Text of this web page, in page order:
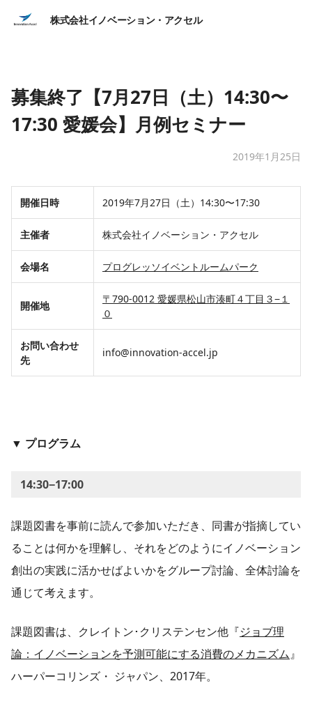
株式会社イノベーション・アクセル
募集終了【7月27日（土）14:30〜
17:30 愛媛会】月例セミナー
2019年1月25日
開催日時 2019年7月27日（土）14:30〜17:30
主催者 株式会社イノベーション・アクセル
会場名 プログレッソイベントルームパーク
開催地
〒790-0012 愛媛県松山市湊町４丁目３−１
０
お問い合わせ
先
info@innovation-accel.jp
▼ プログラム
14:30−17:00
課題図書を事前に読んで参加いただき、同書が指摘してい
ることは何かを理解し、それをどのようにイノベーション
創出の実践に活かせばよいかをグループ討論、全体討論を
通じて考えます。
課題図書は、クレイトン･クリステンセン他『ジョブ理
論：イノベーションを予測可能にする消費のメカニズム』
ハーパーコリンズ・ ジャパン、2017年。